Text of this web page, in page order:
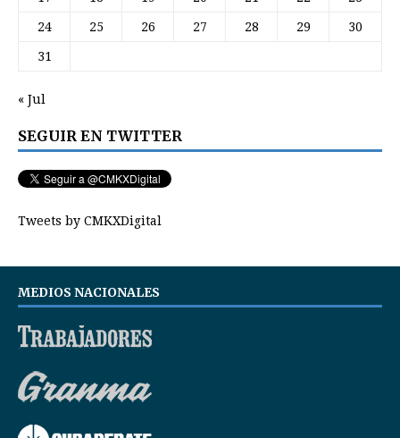
24 25 26 27 28 29 30
31
« Jul
SEGUIR EN TWITTER
Tweets by CMKXDigital
MEDIOS NACIONALES